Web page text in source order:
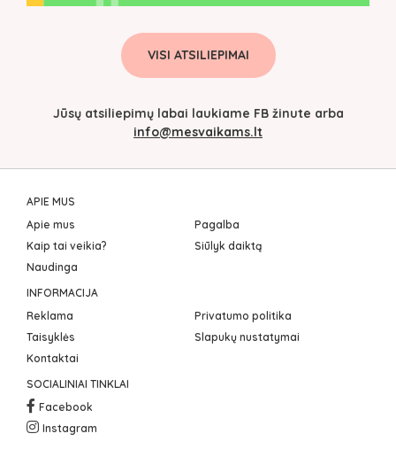
VISI ATSILIEPIMAI
Jūsų atsiliepimų labai laukiame FB žinute arba
info@mesvaikams.lt
APIE MUS
Apie mus
Pagalba
Kaip tai veikia?
Siūlyk daiktą
Naudinga
INFORMACIJA
Reklama
Privatumo politika
Taisyklės
Slapukų nustatymai
Kontaktai
SOCIALINIAI TINKLAI
Facebook
Instagram